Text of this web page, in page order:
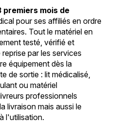
premiers mois de
pour ses affiliés en ordre
Tout le matériel en
testé, vérifié et
par les services
équipement dès la
de sortie : lit médicalisé,
ou matériel
professionnels
livraison mais aussi le
l'utilisation.